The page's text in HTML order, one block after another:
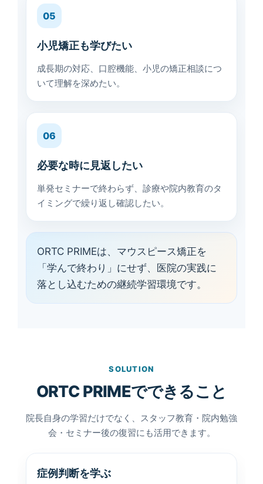
05
小児矯正も学びたい
成長期の対応、口腔機能、小児の矯正相談につ
いて理解を深めたい。
06
必要な時に見返したい
単発セミナーで終わらず、診療や院内教育のタ
イミングで繰り返し確認したい。
ORTC PRIMEは、マウスピース矯正を
「学んで終わり」にせず、医院の実践に
落とし込むための継続学習環境です。
SOLUTION
ORTC PRIMEでできること
院長自身の学習だけでなく、スタッフ教育・院内勉強
会・セミナー後の復習にも活用できます。
症例判断を学ぶ